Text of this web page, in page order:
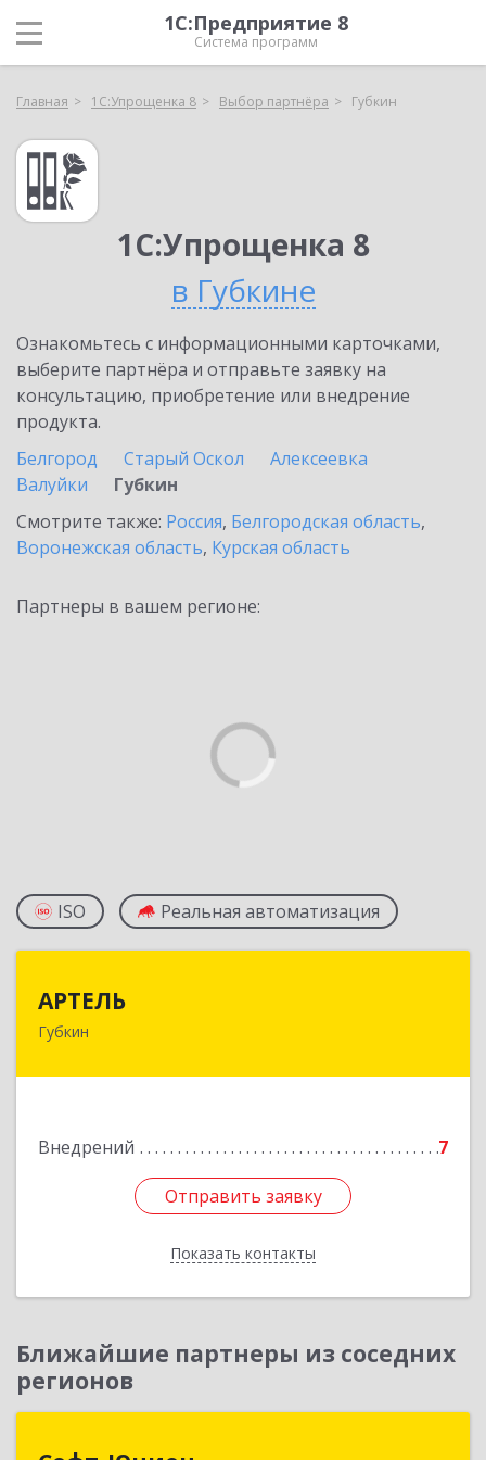
1С:Предприятие 8
Система программ
Главная 1С:Упрощенка 8 Выбор партнёра Губкин
1С:Упрощенка 8
в Губкине
Ознакомьтесь с информационными карточками,
выберите партнёра и отправьте заявку на
консультацию, приобретение или внедрение
продукта.
Белгород
Старый Оскол
Алексеевка
Валуйки
Губкин
Смотрите также: Россия, Белгородская область,
Воронежская область, Курская область
Партнеры в вашем регионе:
ISO Реальная автоматизация
АРТЕЛЬ
Губкин
Внедрений 7
Отправить заявку
Показать контакты
309181, Белгородская обл, Губкинский р-н,
Отправить заявку
Назад
Ближайшие партнеры из соседних
регионов